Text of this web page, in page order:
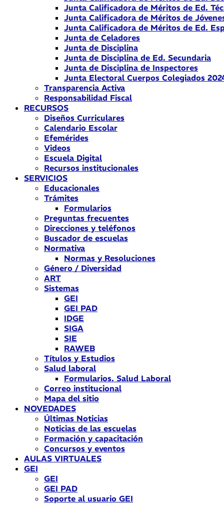
Junta Calificadora de Méritos de Ed.
Junta Calificadora de Méritos de
Junta Calificadora de Méritos de Ed.
Junta de Celadores
Junta de Disciplina
Junta de Disciplina de Ed. Secundaria
Junta de Disciplina de Inspectores
Junta Electoral Cuerpos Colegiados
Transparencia Activa
Responsabilidad Fiscal
RECURSOS
Diseños Curriculares
Calendario Escolar
Efemérides
Videos
Escuela Digital
Recursos institucionales
SERVICIOS
Educacionales
Trámites
Formularios
Preguntas frecuentes
Direcciones y teléfonos
Buscador de escuelas
Normativa
Normas y Resoluciones
Género / Diversidad
ART
Sistemas
GEI
GEI PAD
IDGE
SIGA
SIE
RAWEB
Títulos y Estudios
Salud laboral
Formularios. Salud Laboral
Correo institucional
Mapa del sitio
NOVEDADES
Últimas Noticias
Noticias de las escuelas
Formación y capacitación
Concursos y eventos
AULAS VIRTUALES
GEI
GEI
GEI PAD
Soporte al usuario GEI